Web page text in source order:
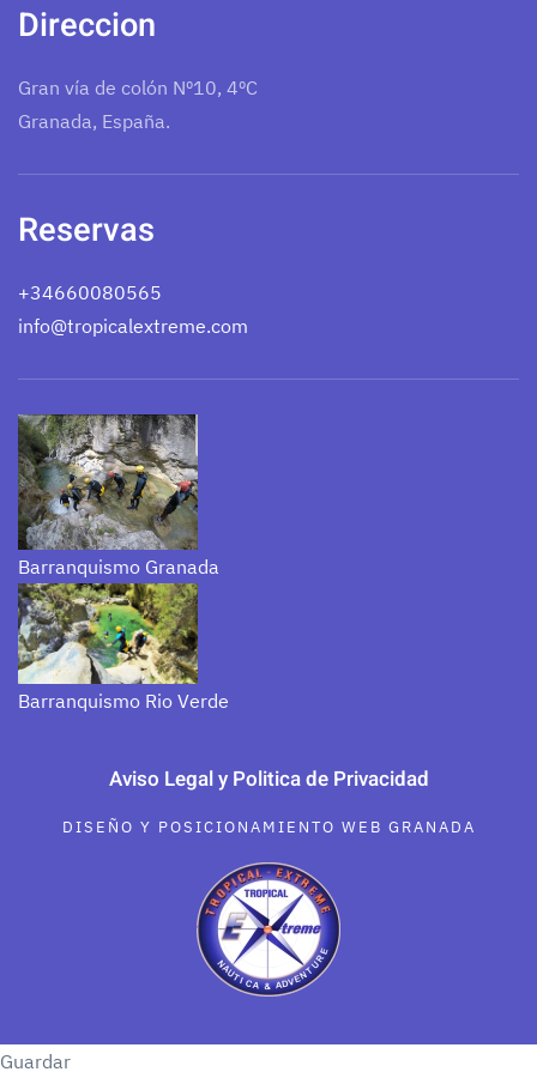
Direccion
Gran vía de colón Nº10, 4ºC
Granada, España.
Reservas
+34660080565
info@tropicalextreme.com
Barranquismo Granada
Barranquismo Rio Verde
Aviso Legal y Politica de Privacidad
DISEÑO Y POSICIONAMIENTO WEB GRANADA
Guardar